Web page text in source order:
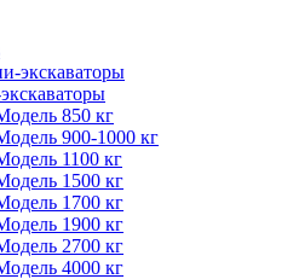
850 кг
900-1000 кг
1100 кг
1500 кг
1700 кг
1900 кг
2700 кг
4000 кг